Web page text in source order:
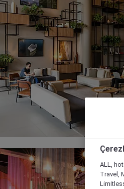
ALL,
Travel,